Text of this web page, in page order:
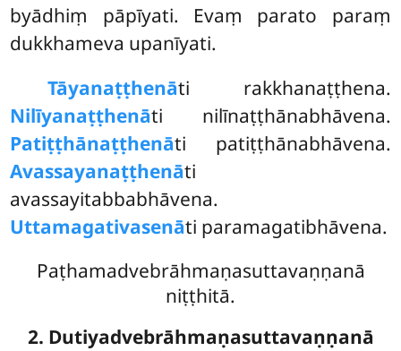
byādhiṃ pāpīyati. Evaṃ parato paraṃ
dukkhameva upanīyati.
Tāyanaṭṭhenāti rakkhanaṭṭhena.
Nilīyanaṭṭhenāti nilīnaṭṭhānabhāvena.
Patiṭṭhānaṭṭhenāti patiṭṭhānabhāvena.
Avassayanaṭṭhenāti
avassayitabbabhāvena.
Uttamagativasenāti paramagatibhāvena.
Paṭhamadvebrāhmaṇasuttavaṇṇanā
niṭṭhitā.
2. Dutiyadvebrāhmaṇasuttavaṇṇanā